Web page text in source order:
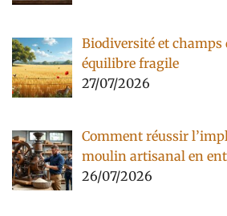
Biodiversité et champs
équilibre fragile
27/07/2026
Comment réussir
moulin artisanal en
26/07/2026